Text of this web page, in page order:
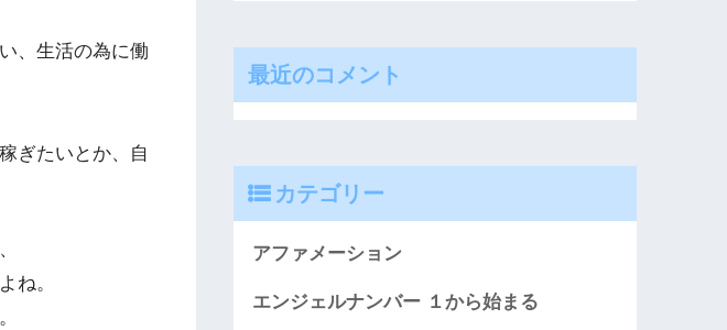
、生活の為に働
ぎたいとか、自
ね。
最近のコメント
カテゴリー
アファメーション
エンジェルナンバー １から始まる